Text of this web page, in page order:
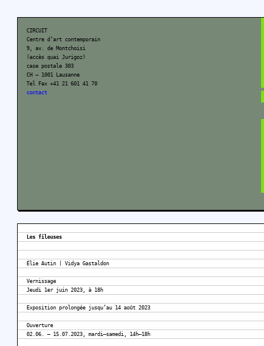
CIRCUIT
Centre d’art contemporain
9, av. de Montchoisi
(accès quai Jurigoz)
case postale 303
CH – 1001 Lausanne
Tel Fax +41 21 601 41 70
contact
Les fileuses
Élie Autin | Vidya Gastaldon
Vernissage
Jeudi 1er juin 2023, à 18h
Exposition prolongée jusqu’au 14 août 2023
Ouverture
02.06. – 15.07.2023, mardi–samedi, 14h–18h